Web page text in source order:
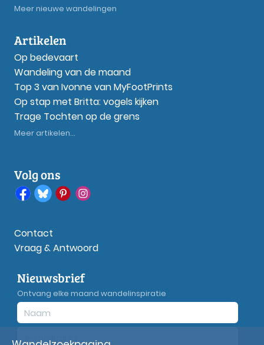
Meer nieuwe wandelingen
Artikelen
Op bedevaart
Wandeling van de maand
Top 3 van Ivonne van MyFootPrints
Op stap met Britta: vogels kijken
Trage Tochten op de grens
Meer artikelen...
Volg ons
Contact
Vraag & Antwoord
Nieuwsbrief
Ontvang elke maand wandelinspiratie